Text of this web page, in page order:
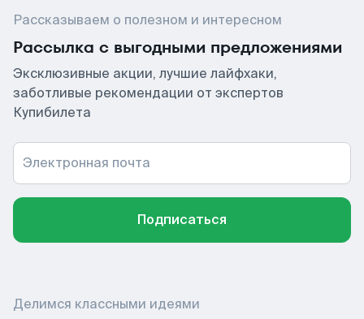
Рассказываем о полезном и интересном
Рассылка с выгодными предложениями
Эксклюзивные акции, лучшие лайфхаки,
заботливые рекомендации от экспертов
Купибилета
Электронная почта
Подписаться
Делимся классными идеями